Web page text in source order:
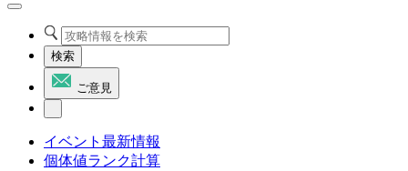
検索
ご意見
イベント最新情報
個体値ランク計算